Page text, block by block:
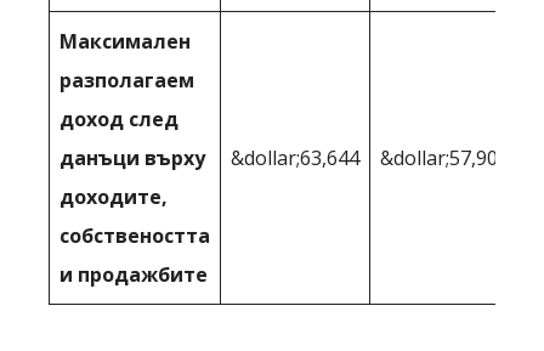
Максимален
разполагаем
доход след
данъци върху
доходите,
собствеността
и продажбите
&dollar;63,644 &dollar;57,908